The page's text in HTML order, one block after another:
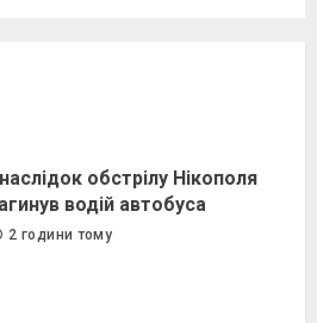
обстрілу Нікополя
водій автобуса
2 години тому